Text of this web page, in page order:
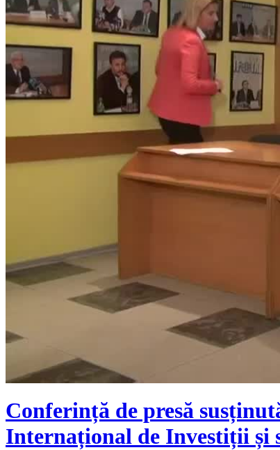
Conferință de presă
Internațional de Investiții și